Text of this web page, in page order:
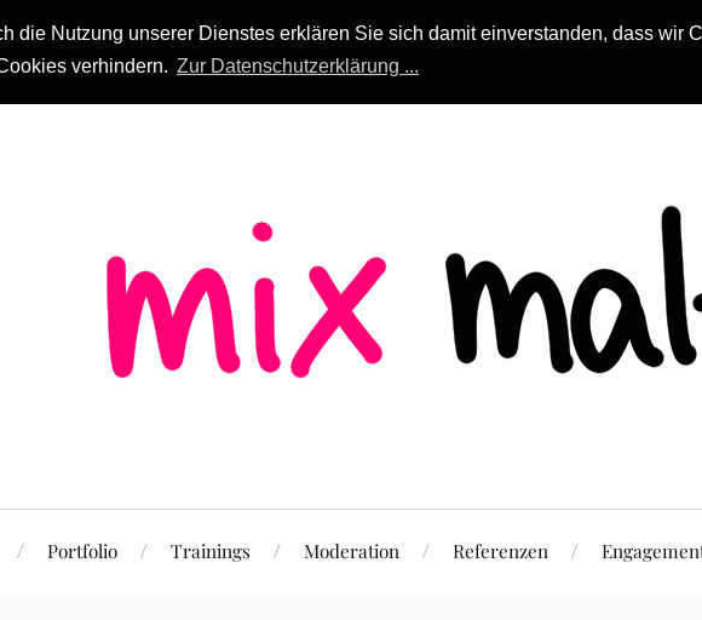
die Nutzung unserer Dienstes erklären Sie sich damit einverstanden, dass wir
verhindern. Zur Datenschutzerklärung ...
Portfolio Trainings Moderation Referenzen